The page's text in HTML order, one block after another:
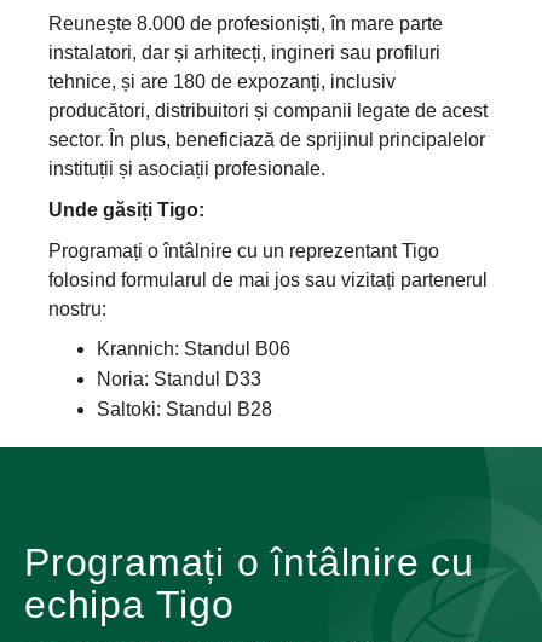
Reunește 8.000 de profesioniști, în mare parte
instalatori, dar și arhitecți, ingineri sau profiluri
tehnice, și are 180 de expozanți, inclusiv
producători, distribuitori și companii legate de acest
sector. În plus, beneficiază de sprijinul principalelor
instituții și asociații profesionale.
Unde găsiți Tigo:
Programați o întâlnire cu un reprezentant Tigo
folosind formularul de mai jos sau vizitați partenerul
nostru:
Krannich: Standul B06
Noria: Standul D33
Saltoki: Standul B28
Programați o întâlnire cu
echipa Tigo